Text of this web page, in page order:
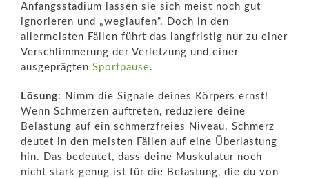
Anfangsstadium lassen sie sich meist noch gut
ignorieren und „weglaufen“. Doch in den
allermeisten Fällen führt das langfristig nur zu einer
Verschlimmerung der Verletzung und einer
ausgeprägten Sportpause.
Lösung: Nimm die Signale deines Körpers ernst!
Wenn Schmerzen auftreten, reduziere deine
Belastung auf ein schmerzfreies Niveau. Schmerz
deutet in den meisten Fällen auf eine Überlastung
hin. Das bedeutet, dass deine Muskulatur noch
nicht stark genug ist für die Belastung, die du von